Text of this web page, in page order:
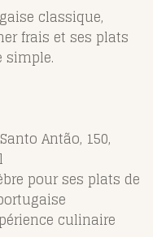
classique,
frais et ses plats
simple.
Antão, 150,
pour ses plats de
culinaire